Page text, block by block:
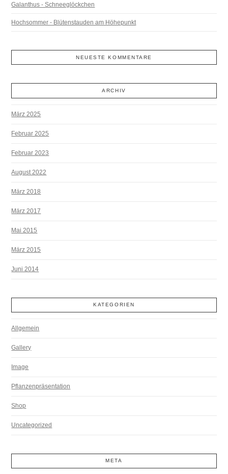
Galanthus - Schneeglöckchen
Hochsommer - Blütenstauden am Höhepunkt
NEUESTE KOMMENTARE
ARCHIV
März 2025
Februar 2025
Februar 2023
August 2022
März 2018
März 2017
Mai 2015
März 2015
Juni 2014
KATEGORIEN
Allgemein
Gallery
Image
Pflanzenpräsentation
Shop
Uncategorized
META